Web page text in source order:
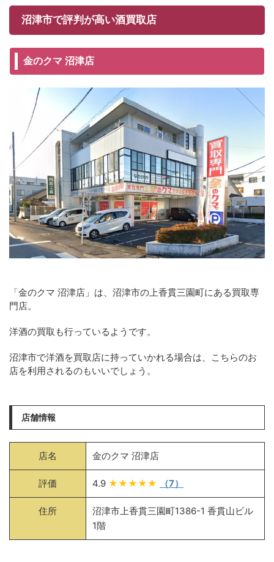
沼津市で評判が高い酒買取店
金のクマ 沼津店
「金のクマ 沼津店」は、沼津市の上香貫三園町にある買取専
門店。
洋酒の買取も行っているようです。
沼津市で洋酒を買取店に持っていかれる場合は、こちらのお
店を利用されるのもいいでしょう。
店舗情報
店名 金のクマ 沼津店
評価 4.9 ★★★★★ （7）
住所
沼津市上香貫三園町1386-1 香貫山ビル
1階